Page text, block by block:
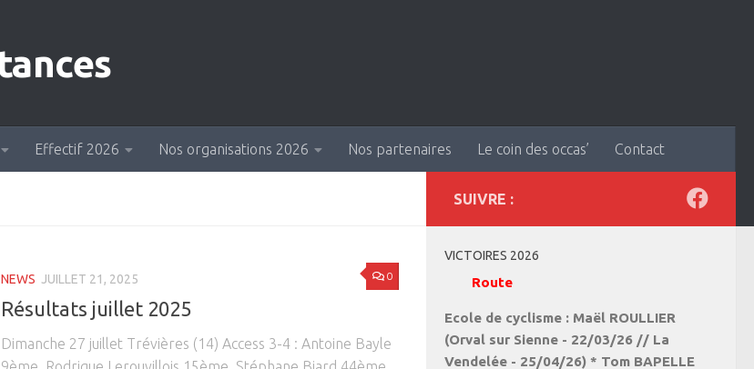
Effectif 2026 Nos organisations 2026 Nos partenaires Le coin des occas’ Contact
0
NEWS JUILLET 21, 2025
Résultats juillet 2025
Dimanche 27 juillet Trévières (14) Access 3-4 : Antoine Bayle
SUIVRE :
VICTOIRES 2026
Route
Ecole de cyclisme : Maël ROULLIER
(Orval sur Sienne - 22/03/26 // La
Vendelée - 25/04/26) * Tom BAPELLE